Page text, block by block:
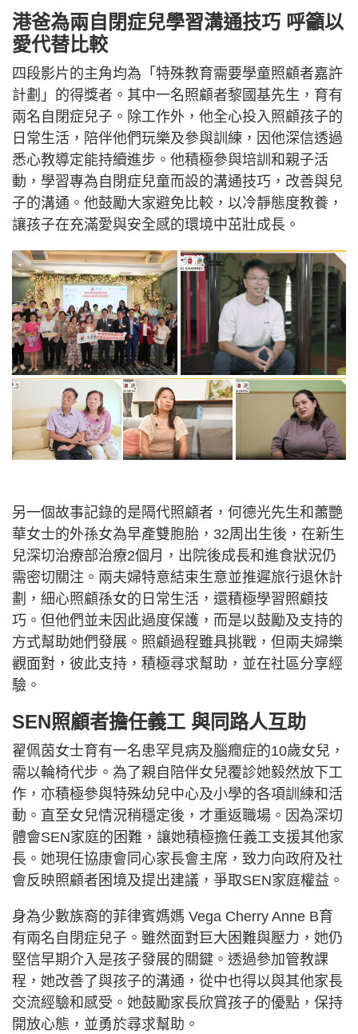
港爸為兩自閉症兒學習溝通技巧 呼籲以
愛代替比較
四段影片的主角均為「特殊教育需要學童照顧者嘉許
計劃」的得獎者。其中一名照顧者黎國基先生，育有
兩名自閉症兒子。除工作外，他全心投入照顧孩子的
日常生活，陪伴他們玩樂及參與訓練，因他深信透過
悉心教導定能持續進步。他積極參與培訓和親子活
動，學習專為自閉症兒童而設的溝通技巧，改善與兒
子的溝通。他鼓勵大家避免比較，以冷靜態度教養，
讓孩子在充滿愛與安全感的環境中茁壯成長。
另一個故事記錄的是隔代照顧者，何德光先生和蕭艷
華女士的外孫女為早產雙胞胎，32周出生後，在新生
兒深切治療部治療2個月，出院後成長和進食狀況仍
需密切關注。兩夫婦特意結束生意並推遲旅行退休計
劃，細心照顧孫女的日常生活，還積極學習照顧技
巧。但他們並未因此過度保護，而是以鼓勵及支持的
方式幫助她們發展。照顧過程雖具挑戰，但兩夫婦樂
觀面對，彼此支持，積極尋求幫助，並在社區分享經
驗。
SEN照顧者擔任義工 與同路人互助
翟佩茵女士育有一名患罕見病及腦癇症的10歲女兒，
需以輪椅代步。為了親自陪伴女兒覆診她毅然放下工
作，亦積極參與特殊幼兒中心及小學的各項訓練和活
動。直至女兒情況稍穩定後，才重返職場。因為深切
體會SEN家庭的困難，讓她積極擔任義工支援其他家
長。她現任協康會同心家長會主席，致力向政府及社
會反映照顧者困境及提出建議，爭取SEN家庭權益。
身為少數族裔的菲律賓媽媽 Vega Cherry Anne B育
有兩名自閉症兒子。雖然面對巨大困難與壓力，她仍
堅信早期介入是孩子發展的關鍵。透過參加管教課
程，她改善了與孩子的溝通，從中也得以與其他家長
交流經驗和感受。她鼓勵家長欣賞孩子的優點，保持
開放心態，並勇於尋求幫助。